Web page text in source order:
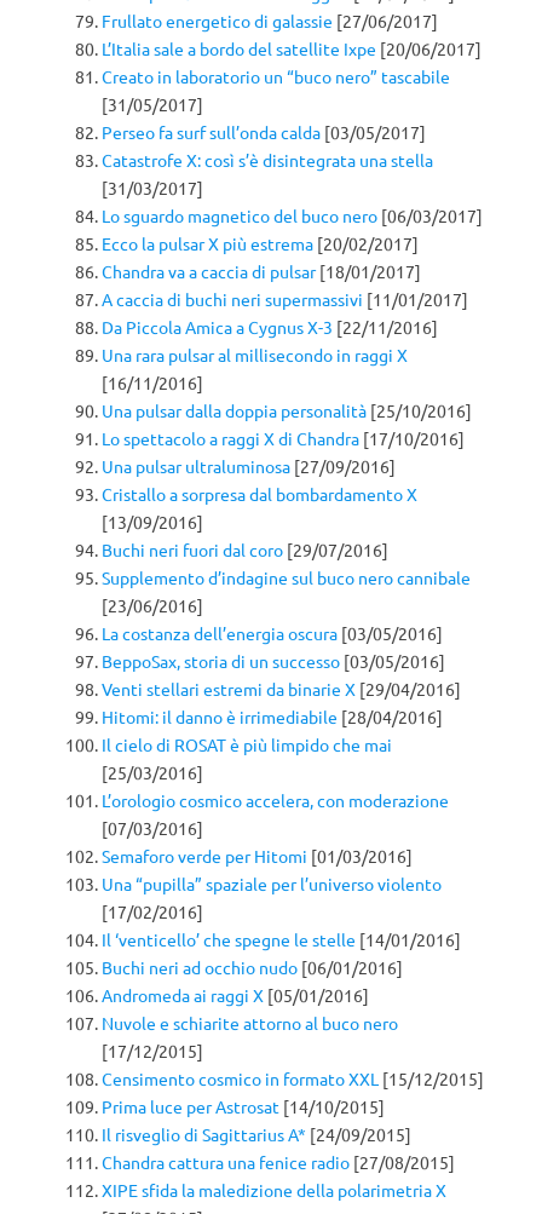
Frullato energetico di galassie [27/06/2017]
L’Italia sale a bordo del satellite Ixpe [20/06/2017]
Creato in laboratorio un “buco nero” tascabile
[31/05/2017]
Perseo fa surf sull’onda calda [03/05/2017]
Catastrofe X: così s’è disintegrata una stella
[31/03/2017]
Lo sguardo magnetico del buco nero [06/03/2017]
Ecco la pulsar X più estrema [20/02/2017]
Chandra va a caccia di pulsar[18/01/2017]
A caccia di buchi neri supermassivi [11/01/2017]
Da Piccola Amica a Cygnus X-3 [22/11/2016]
Una rara pulsar al millisecondo in raggi X
[16/11/2016]
Una pulsar dalla doppia personalità [25/10/2016]
Lo spettacolo a raggi X di Chandra [17/10/2016]
Una pulsar ultraluminosa [27/09/2016]
Cristallo a sorpresa dal bombardamento X
[13/09/2016]
Buchi neri fuori dal coro [29/07/2016]
Supplemento d’indagine sul buco nero cannibale
[23/06/2016]
La costanza dell’energia oscura [03/05/2016]
BeppoSax, storia di un successo [03/05/2016]
Venti stellari estremi da binarie X [29/04/2016]
Hitomi: il danno è irrimediabile [28/04/2016]
Il cielo di ROSAT è più limpido che mai
[25/03/2016]
L’orologio cosmico accelera, con moderazione
[07/03/2016]
Semaforo verde per Hitomi [01/03/2016]
Una “pupilla” spaziale per l’universo violento
[17/02/2016]
Il ‘venticello’ che spegne le stelle [14/01/2016]
Buchi neri ad occhio nudo [06/01/2016]
Andromeda ai raggi X [05/01/2016]
Nuvole e schiarite attorno al buco nero
[17/12/2015]
Censimento cosmico in formato XXL [15/12/2015]
Prima luce per Astrosat [14/10/2015]
Il risveglio di Sagittarius A* [24/09/2015]
Chandra cattura una fenice radio [27/08/2015]
XIPE sfida la maledizione della polarimetria X